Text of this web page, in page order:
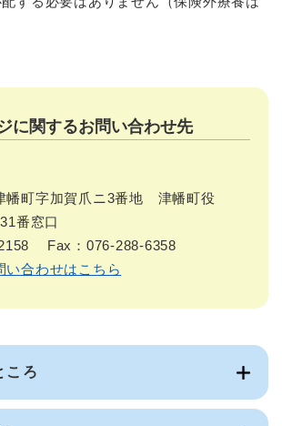
に関するお問い合わせ先
幡町字加賀爪ニ3番地 津幡町役
番窓口
Fax：076-288-6358
い合わせはこちら
ころ